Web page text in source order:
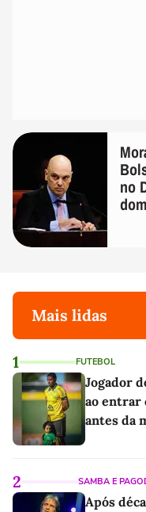
no
Mais lidas
1 FUTEBOL
Jogador
ao entrar
antes da
2 SAMBA E
Após